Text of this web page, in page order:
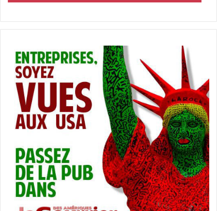
les critères d’admissibilité aussi, par exemple sur le
nombre d’actionnaires.
LIENS UTILES :
Pour commencer un business en Floride :tout est là
(Sunbiz est l’organisme gouvernemental de Floride qui
s’occupe de tout ce qui concerne les sociétés).
LEXIQUE BUSINESS DE BASE :